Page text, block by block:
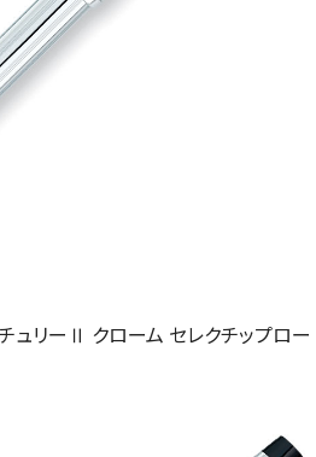
ュリーⅡ クローム セレクチップロー